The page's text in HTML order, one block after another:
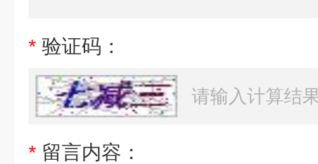
* 验证码：
* 留言内容：